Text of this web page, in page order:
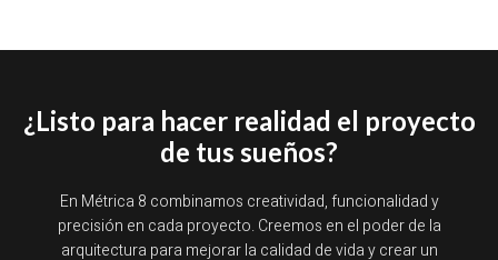
¿Listo para hacer realidad el proyecto
de tus sueños?
En Métrica 8 combinamos creatividad, funcionalidad y
precisión en cada proyecto. Creemos en el poder de la
arquitectura para mejorar la calidad de vida y crear un